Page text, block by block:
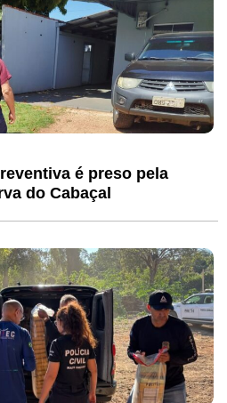
é preso pela
do Cabaçal